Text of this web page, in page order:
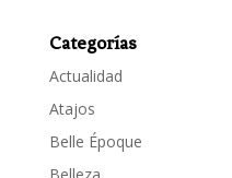
Categorías
Actualidad
Atajos
Belle Époque